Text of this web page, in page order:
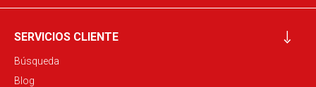
SERVICIOS CLIENTE
Búsqueda
Blog